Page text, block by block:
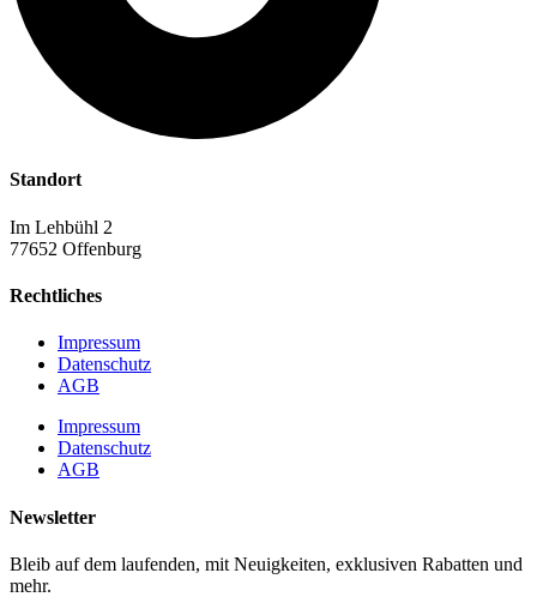
Standort
Im Lehbühl 2
77652 Offenburg
Rechtliches
Impressum
Datenschutz
AGB
Impressum
Datenschutz
AGB
Newsletter
Bleib auf dem laufenden, mit Neuigkeiten, exklusiven Rabatten und
mehr.